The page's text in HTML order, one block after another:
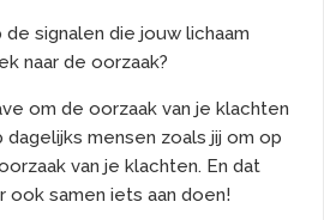
signalen die jouw lichaam
naar de oorzaak?
om de oorzaak van je klachten
mensen zoals jij om op
van je klachten. En dat
ook samen iets aan doen!